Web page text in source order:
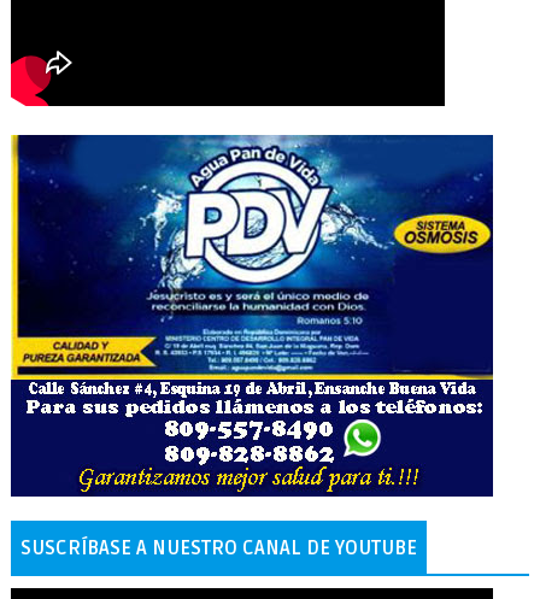
SUSCRÍBASE A NUESTRO CANAL DE YOUTUBE